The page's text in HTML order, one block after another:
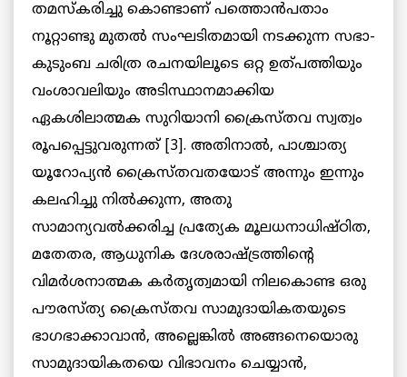
തമസ്കരിച്ചു കൊണ്ടാണ് പത്തൊൻപതാം
നൂറ്റാണ്ടു മുതൽ സംഘടിതമായി നടക്കുന്ന സഭാ-
കുടുംബ ചരിത്ര രചനയിലൂടെ ഒറ്റ ഉത്പത്തിയും
വംശാവലിയും അടിസ്ഥാനമാക്കിയ
ഏകശിലാത്മക സുറിയാനി ക്രൈസ്തവ സ്വത്വം
രൂപപ്പെട്ടുവരുന്നത് [3]. അതിനാൽ, പാശ്ചാത്യ
യൂറോപ്യൻ ക്രൈസ്തവതയോട് അന്നും ഇന്നും
കലഹിച്ചു നിൽക്കുന്ന, അതു
സാമാന്യവൽക്കരിച്ച പ്രത്യേക മൂലധനാധിഷ്ഠിത,
മതേതര, ആധുനിക ദേശരാഷ്ട്രത്തിന്റെ
വിമർശനാത്മക കർതൃത്വമായി നിലകൊണ്ട ഒരു
പൗരസ്ത്യ ക്രൈസ്തവ സാമുദായികതയുടെ
ഭാഗഭാക്കാവാൻ, അല്ലെങ്കിൽ അങ്ങനെയൊരു
സാമുദായികതയെ വിഭാവനം ചെയ്യാൻ,